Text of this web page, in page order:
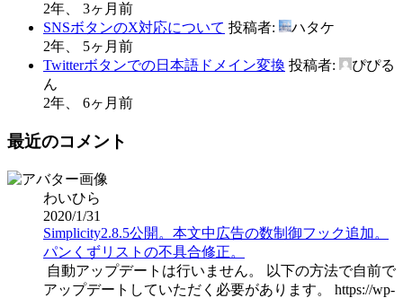
2年、 3ヶ月前
SNSボタンのX対応について 投稿者:
ハタケ
2年、 5ヶ月前
Twitterボタンでの日本語ドメイン変換 投稿者:
ぴぴる
ん
2年、 6ヶ月前
最近のコメント
わいひら
2020/1/31
Simplicity2.8.5公開。本文中広告の数制御フック追加。
パンくずリストの不具合修正。
自動アップデートは行いません。 以下の方法で自前で
アップデートしていただく必要があります。 https://wp-